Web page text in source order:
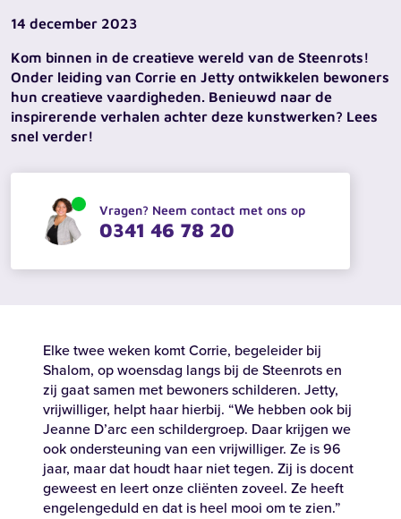
14 december 2023
Kom binnen in de creatieve wereld van de Steenrots!
Onder leiding van Corrie en Jetty ontwikkelen bewoners
hun creatieve vaardigheden. Benieuwd naar de
inspirerende verhalen achter deze kunstwerken? Lees
snel verder!
Vragen? Neem contact met ons op
0341 46 78 20
Elke tweeweken komtCorrie, begeleider bij
Shalom, opwoensdag langs bij deSteenrotsen
zij gaatsamen met bewonersschilderen. Jetty,
vrijwilliger, helpt haar hierbij. “We hebben ook bij
Jeanne D’arceen schildergroep. Daar krijgen we
ookondersteuning van een vrijwilliger. Ze is 96
jaar, maardat houdt haar niettegen. Zij is docent
geweesten leertonzecliënten zoveel. Ze heeft
engelengeduld en dat is heel mooi om tezien.”